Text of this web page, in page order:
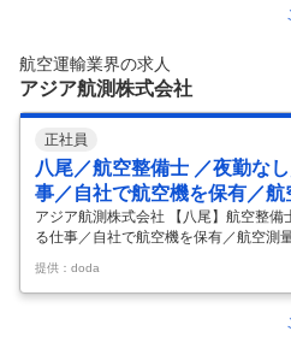
安定企業で安心して長期就業可能◎～
て、航空機が安全に飛べるよう、整備
要な資格や設備の管理を行う品質管理
内容は…
航空運輸業界の求人
アジア航測株式会社
正社員
八尾／航空整備士 ／夜勤な
事／自社で航空機を保有／
アジア航測株式会社 【八尾】航空整
る仕事／自社で航空機を保有／航空測
【八尾】航空整備士 ※夜勤なし/空か
を保有／航空測量大手／福利厚生◎ 【
技術を持つ建設コンサルタント／社会
全コンサルタントを中心とした公共
提供：doda